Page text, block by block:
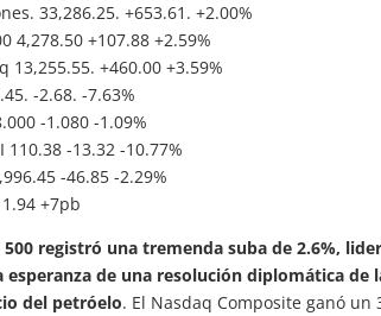
33,286.25. +653.61. +2.00%
4,278.50 +107.88 +2.59%
13,255.55. +460.00 +3.59%
-2.68. -7.63%
-1.080 -1.09%
110.38 -13.32 -10.77%
-46.85 -2.29%
1.94 +7pb
500 registró una tremenda suba de 2.6%,
esperanza de una resolución diplomática de
del petróelo. El Nasdaq Composite ganó un